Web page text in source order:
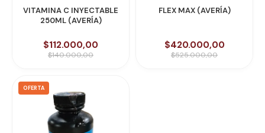
VITAMINA C INYECTABLE
250ML (AVERÍA)
$112.000,00
$140.000,00
FLEX MAX (AVERÍA)
$420.000,00
$525.000,00
OFERTA